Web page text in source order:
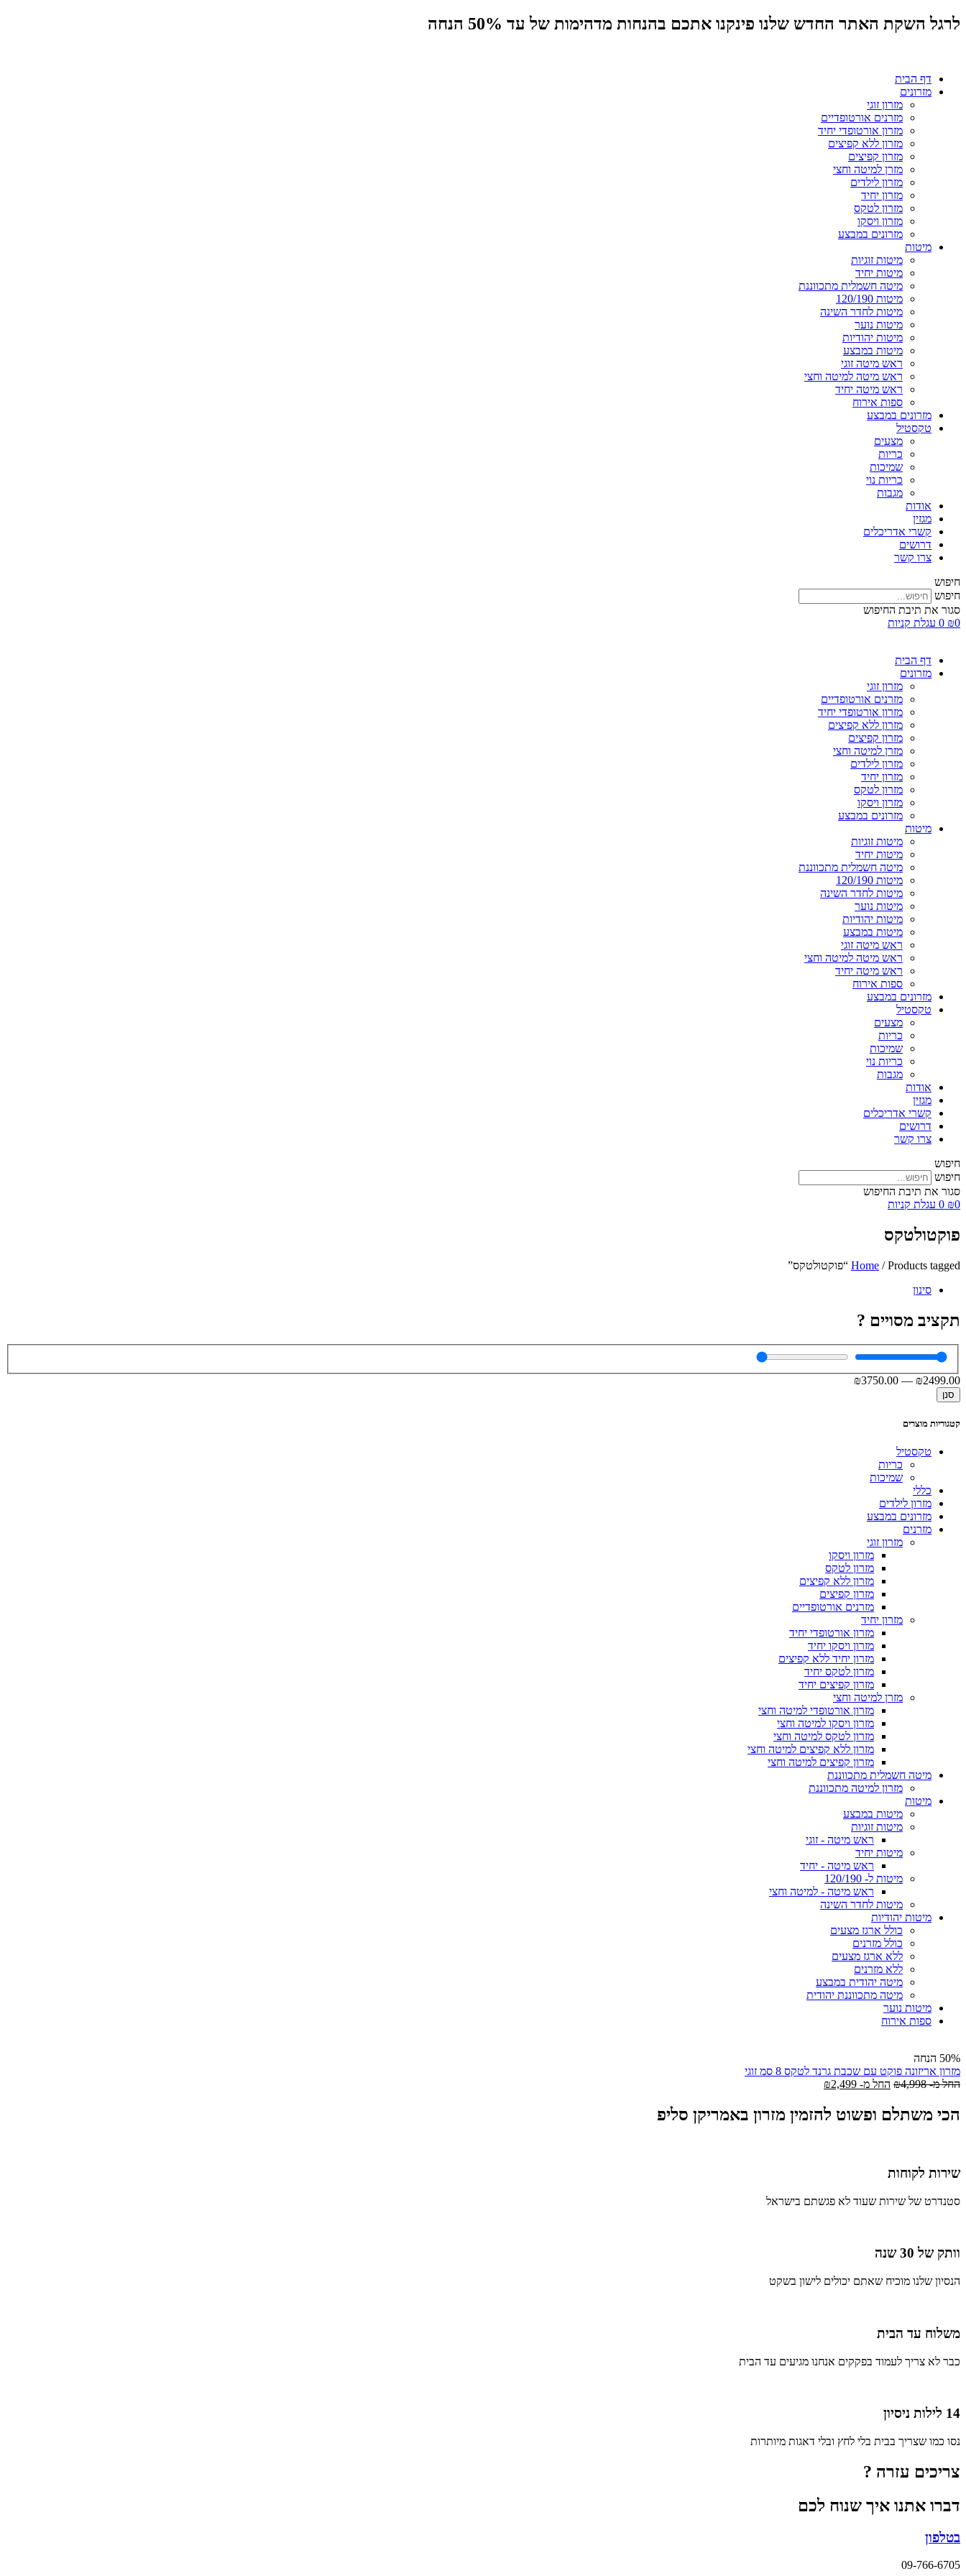
לרגל השקת האתר החדש שלנו פינקנו אתכם בהנחות מדהימות של עד 50% הנחה
דף הבית
מזרונים
מזרון זוגי
מזרנים אורטופדיים
מזרון אורטופדי יחיד
מזרון ללא קפיצים
מזרון קפיצים
מזרן למיטה וחצי
מזרון לילדים
מזרון יחיד
מזרון לטקס
מזרון ויסקו
מזרונים במבצע
מיטות
מיטות זוגיות
מיטות יחיד
מיטה חשמלית מתכווננת
מיטות 120/190
מיטות לחדר השינה
מיטות נוער
מיטות יהודיות
מיטות במבצע
ראש מיטה זוגי
ראש מיטה למיטה וחצי
ראש מיטה יחיד
ספות אירוח
מזרונים במבצע
טקסטיל
מצעים
כריות
שמיכות
כריות נוי
מגבות
אודות
מגזין
קשרי אדריכלים
דרושים
צרו קשר
חיפוש
חיפוש
סגור את תיבת החיפוש
₪0
0 עגלת קניות
דף הבית
מזרונים
מזרון זוגי
מזרנים אורטופדיים
מזרון אורטופדי יחיד
מזרון ללא קפיצים
מזרון קפיצים
מזרן למיטה וחצי
מזרון לילדים
מזרון יחיד
מזרון לטקס
מזרון ויסקו
מזרונים במבצע
מיטות
מיטות זוגיות
מיטות יחיד
מיטה חשמלית מתכווננת
מיטות 120/190
מיטות לחדר השינה
מיטות נוער
מיטות יהודיות
מיטות במבצע
ראש מיטה זוגי
ראש מיטה למיטה וחצי
ראש מיטה יחיד
ספות אירוח
מזרונים במבצע
טקסטיל
מצעים
כריות
שמיכות
כריות נוי
מגבות
אודות
מגזין
קשרי אדריכלים
דרושים
צרו קשר
חיפוש
חיפוש
סגור את תיבת החיפוש
₪0
0 עגלת קניות
פוקטולטקס
Home / Products tagged “פוקטולטקס”
סינון
תקציב מסויים ?
₪2499.00
—
₪3750.00
סנן
קטגוריות מוצרים
טקסטיל
כריות
שמיכות
כללי
מזרון לילדים
מזרונים במבצע
מזרנים
מזרון זוגי
מזרון ויסקו
מזרון לטקס
מזרון ללא קפיצים
מזרון קפיצים
מזרנים אורטופדיים
מזרון יחיד
מזרון אורטופדי יחיד
מזרון ויסקו יחיד
מזרון יחיד ללא קפיצים
מזרון לטקס יחיד
מזרון קפיצים יחיד
מזרן למיטה וחצי
מזרון אורטופדי למיטה וחצי
מזרון ויסקו למיטה וחצי
מזרון לטקס למיטה וחצי
מזרון ללא קפיצים למיטה וחצי
מזרון קפיצים למיטה וחצי
מיטה חשמלית מתכווננת
מזרון למיטה מתכווננת
מיטות
מיטות במבצע
מיטות זוגיות
ראש מיטה - זוגי
מיטות יחיד
ראש מיטה - יחיד
מיטות ל- 120/190
ראש מיטה - למיטה וחצי
מיטות לחדר השינה
מיטות יהודיות
כולל ארגז מצעים
כולל מזרנים
ללא ארגז מצעים
ללא מזרנים
מיטה יהודית במבצע
מיטה מתכווננת יהודית
מיטות נוער
ספות אירוח
50% הנחה
מזרון אריזונה פוקט עם שכבת גרנד לטקס 8 סמ זוגי
החל מ-
₪4,998 החל מ- ₪2,499
הכי משתלם ופשוט להזמין מזרון באמריקן סליפ
שירות לקוחות
סטנדרט של שירות שעוד לא פגשתם בישראל
וותק של 30 שנה
הנסיון שלנו מוכיח שאתם יכולים לישון בשקט
משלוח עד הבית
כבר לא צריך לעמוד בפקקים אנחנו מגיעים עד הבית
14 לילות ניסיון
נסו כמו שצריך בבית בלי לחץ ובלי דאגות מיותרות
צריכים עזרה ?
דברו אתנו איך שנוח לכם
בטלפון
09-766-6705